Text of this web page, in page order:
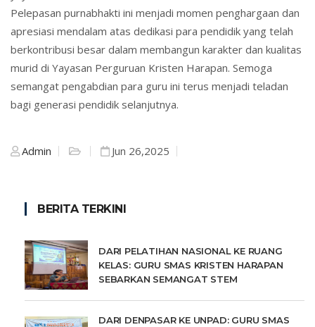
Pelepasan purnabhakti ini menjadi momen penghargaan dan
apresiasi mendalam atas dedikasi para pendidik yang telah
berkontribusi besar dalam membangun karakter dan kualitas
murid di Yayasan Perguruan Kristen Harapan. Semoga
semangat pengabdian para guru ini terus menjadi teladan
bagi generasi pendidik selanjutnya.
Admin Jun 26,2025
BERITA TERKINI
DARI PELATIHAN NASIONAL KE RUANG
KELAS: GURU SMAS KRISTEN HARAPAN
SEBARKAN SEMANGAT STEM
DARI DENPASAR KE UNPAD: GURU SMAS